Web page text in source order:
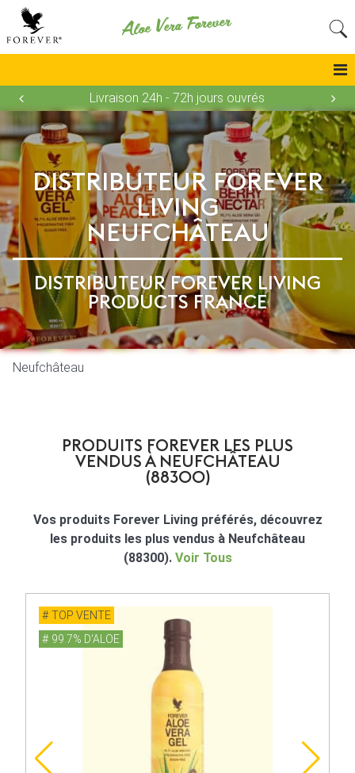
Aloe Vera Forever
Livraison 24h - 72h jours ouvrés
DISTRIBUTEUR FOREVER
LIVING
NEUFCHÂTEAU
DISTRIBUTEUR FOREVER LIVING
PRODUCTS FRANCE
Neufchâteau
PRODUITS FOREVER LES PLUS
VENDUS À NEUFCHÂTEAU
(88300)
Vos produits Forever Living préférés, découvrez
les produits les plus vendus à Neufchâteau
(88300). Voir Tous
TOP VENTE
99.7% D'ALOE